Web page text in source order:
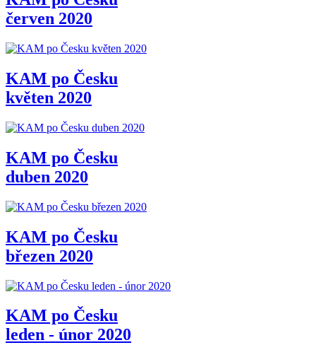
červen 2020
KAM po Česku
květen 2020
KAM po Česku
duben 2020
KAM po Česku
březen 2020
KAM po Česku
leden - únor 2020